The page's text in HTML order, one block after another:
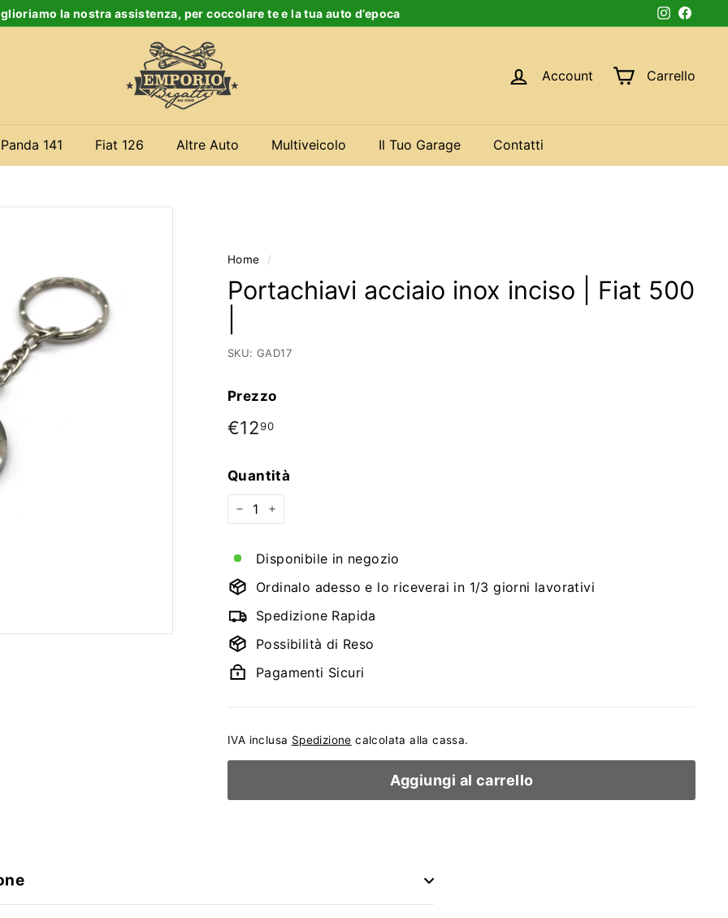
slideshow
la nostra assistenza, per coccolare te e la tua auto d’epoca Instagram
E
m
p
r
i
Account Carrello
141 Fiat 126 Altre Auto Multiveicolo Il Tuo Garage Contatti
Home /
Portachiavi acciaio inox inciso | Fiat 500
SKU: GAD17
Prezzo
Prezzo
€1290
Quantità
− +
Disponibile in negozio
Ordinalo adesso e lo riceverai in 1/3 giorni lavorativi
Spedizione Rapida
Possibilità di Reso
Pagamenti Sicuri
IVA inclusa Spedizione calcolata alla cassa.
Aggiungi al carrello